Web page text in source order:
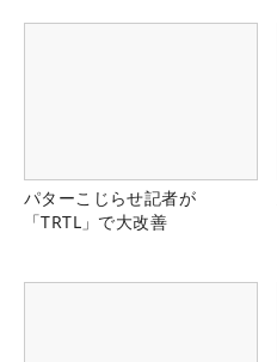
パターこじらせ記者が
「TRTL」で大改善